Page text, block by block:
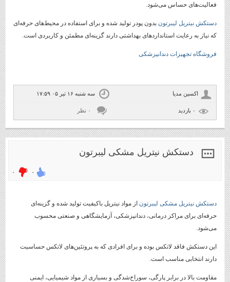
فعالیت‌های حساس می‌شود.
دستکش نیتریل لیبرتون بدون پودر تولید شده و برای استفاده در محیط‌های حرفه‌ای
که نیاز به رعایت استانداردهای بهداشتی دارند گزینه‌ای مطمئن و کاربردی است.
فروشگاه تجهیزات دندانپزشکی
اکسین مدیا سه شنبه ۱۶ تیر ۰۵ ۱۷:۵۹
۰ نظر
دستکش نیتریل مشکی لیبرتون
۰ ۰
دستکش نیتریل مشکی لیبرتون از مواد نیتریل باکیفیت تولید شده و گزینه‌ای
حرفه‌ای برای مراکز درمانی، دندانپزشکی، آزمایشگاهی و صنعتی محسوب
می‌شود.
این دستکش فاقد لاتکس بوده و برای افرادی که به پروتئین‌های لاتکس حساسیت
دارند انتخابی مناسب است.
مقاومت بالا در برابر پارگی، سوراخ‌شدگی و بسیاری از مواد شیمیایی، ایمنی